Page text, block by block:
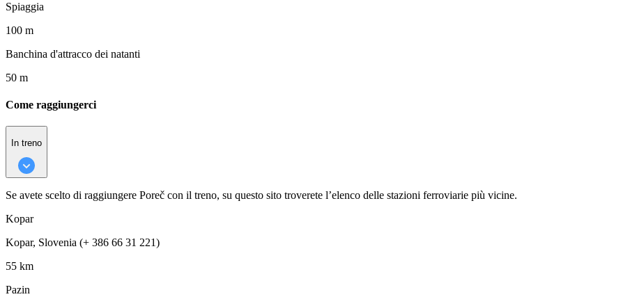
Spiaggia
100 m
Banchina d'attracco dei natanti
50 m
Come raggiungerci
In treno
Se avete scelto di raggiungere Poreč con il treno, su questo sito troverete l’elenco delle stazioni ferroviarie più vicine.
Kopar
Kopar, Slovenia (+ 386 66 31 221)
55 km
Pazin